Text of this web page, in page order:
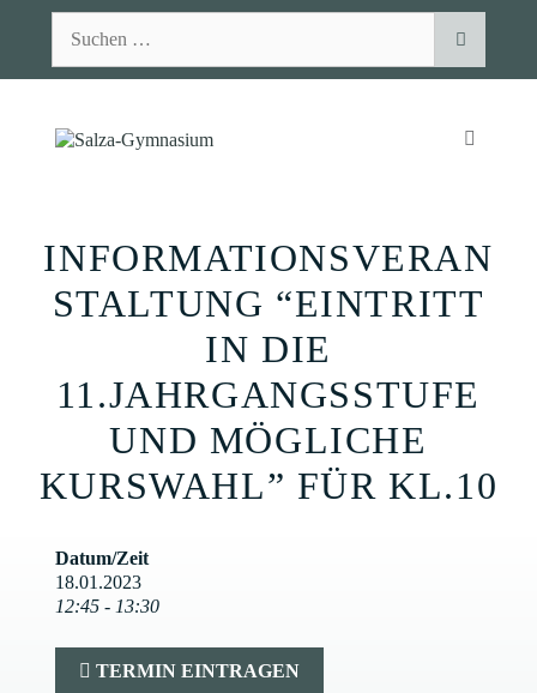
nach:
INFORMATIONSVERAN
STALTUNG “EINTRITT
IN DIE
11.JAHRGANGSSTUFE
UND MÖGLICHE
KURSWAHL” FÜR KL.10
Datum/Zeit
18.01.2023
12:45 - 13:30
TERMIN EINTRAGEN